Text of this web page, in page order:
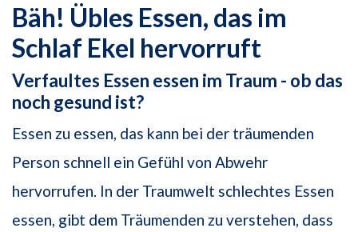
Bäh! Übles Essen, das im
Schlaf Ekel hervorruft
Verfaultes Essen essen im Traum - ob das
noch gesund ist?
Essen zu essen, das kann bei der träumenden
Person schnell ein Gefühl von Abwehr
hervorrufen. In der Traumwelt schlechtes Essen
essen, gibt dem Träumenden zu verstehen, dass